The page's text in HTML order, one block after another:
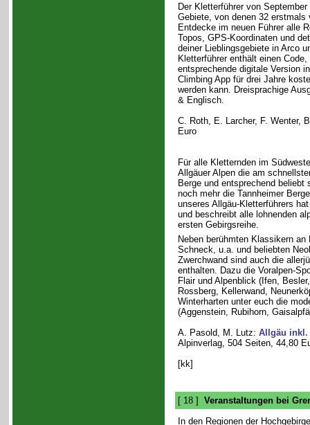
Der Kletterführer von
Gebiete, von denen 32 erstmals
Entdecke im neuen Führer alle
Topos, GPS-Koordinaten und
deiner Lieblingsgebiete in Arco
Kletterführer enthält einen
entsprechende digitale Version
Climbing App für drei Jahre
werden kann. Dreisprachige
& Englisch.
C. Roth, E. Larcher, F. Wenter,
Euro
Für alle Kletternden im
Allgäuer Alpen die am
Berge und entsprechend beliebt
noch mehr die Tannheimer
unseres Allgäu-Kletterführers
und beschreibt alle lohnenden
ersten Gebirgsreihe.
Neben berühmten Klassikern
Schneck, u.a. und beliebten
Zwerchwand sind auch die
enthalten. Dazu die Voralpen-
Flair und Alpenblick (Ifen,
Rossberg, Kellerwand,
Winterharten unter euch die
(Aggenstein, Rubihorn,
A. Pasold, M. Lutz: Allgäu inkl.
Alpinverlag, 504 Seiten, 44,80
[kk]
[ 18 ] Veranstaltungen bei
In den Regionen der